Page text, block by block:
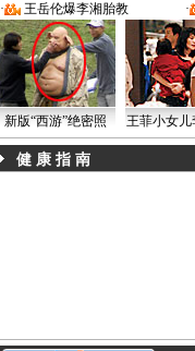
·
王岳伦爆李湘胎教 ·
新版“西游”绝密照 王菲小女儿
健 康 指 南